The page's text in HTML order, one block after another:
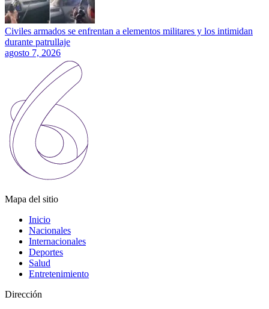
Civiles armados se enfrentan a elementos militares y los intimidan
durante patrullaje
agosto 7, 2026
Mapa del sitio
Inicio
Nacionales
Internacionales
Deportes
Salud
Entretenimiento
Dirección